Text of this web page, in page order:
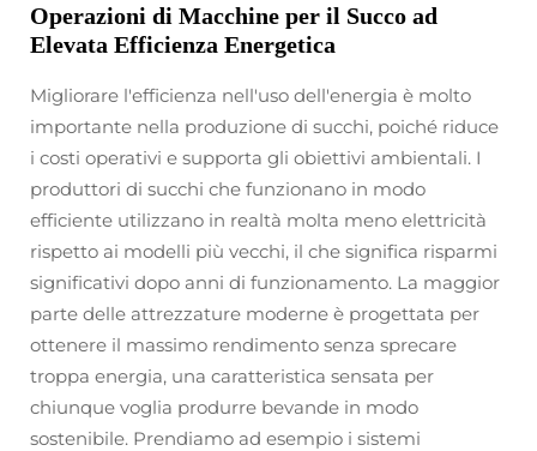
Operazioni di Macchine per il Succo ad
Elevata Efficienza Energetica
Migliorare l'efficienza nell'uso dell'energia è molto
importante nella produzione di succhi, poiché riduce
i costi operativi e supporta gli obiettivi ambientali. I
produttori di succhi che funzionano in modo
efficiente utilizzano in realtà molta meno elettricità
rispetto ai modelli più vecchi, il che significa risparmi
significativi dopo anni di funzionamento. La maggior
parte delle attrezzature moderne è progettata per
ottenere il massimo rendimento senza sprecare
troppa energia, una caratteristica sensata per
chiunque voglia produrre bevande in modo
sostenibile. Prendiamo ad esempio i sistemi